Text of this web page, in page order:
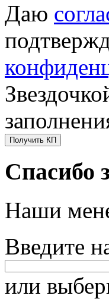
Даю
Получить КП
Спасибо
Наши
Введите
или